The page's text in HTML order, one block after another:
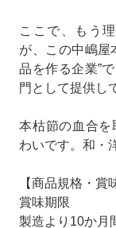
ここで、もう
が、この中嶋屋
品を作る企業”
門として提供し
本枯節の血合
わいです。和・
【商品規格・賞
賞味期限
製造より10か月